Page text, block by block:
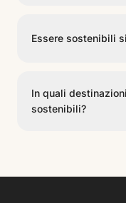
Koala Garden e
Essere sostenibili
esperienza; la
(gestione delle
comunità) senza
In quali
sostenibili?